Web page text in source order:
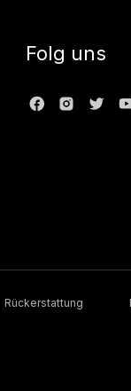
Folg uns
Rückerstattung